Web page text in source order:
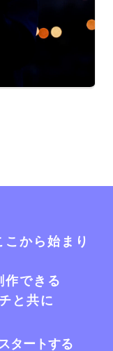
から始まり
できる
と共に
タートする